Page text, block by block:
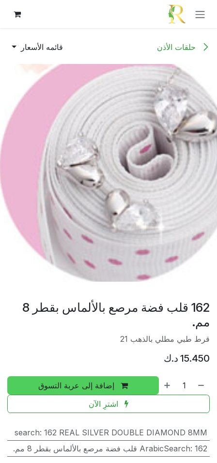
تخطي للذهاب إلى المحتوى
حلقات الأذن قائمه الأسعار
162 قلب فضة مرصع بالألماس بقطر 8
مم.
قرط طبي مطلي بالذهب 21
15.450 د.ك
إضافة إلى عربة التسوق
اشترِ الآن
search:162 REAL SILVER DOUBLE DIAMOND 8MM
ArabicSearch:162 قلب فضة مرصع بالألماس بقطر 8 مم.